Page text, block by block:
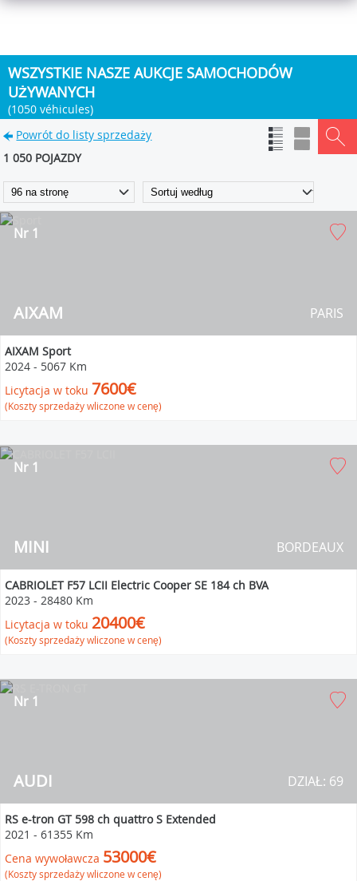
WSZYSTKIE NASZE AUKCJE SAMOCHODÓW
UŻYWANYCH
(1050 véhicules)
Powrót do listy sprzedaży
1 050 POJAZDY
AIXAM
Nr 1
PARIS
AIXAM Sport
2024 - 5067 Km
Licytacja w toku 7600€
(Koszty sprzedaży wliczone w cenę)
MINI
Nr 1
BORDEAUX
CABRIOLET F57 LCII Electric Cooper SE 184 ch BVA
2023 - 28480 Km
Licytacja w toku 20400€
(Koszty sprzedaży wliczone w cenę)
AUDI
Nr 1
DZIAŁ: 69
RS e-tron GT 598 ch quattro S Extended
2021 - 61355 Km
Cena wywoławcza 53000€
(Koszty sprzedaży wliczone w cenę)